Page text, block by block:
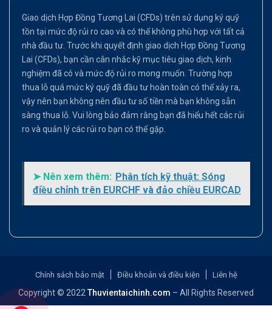
Giao dịch Hợp Đồng Tương Lai (CFDs) trên sử dụng ký quỹ
tồn tại mức độ rủi ro cao và có thể không phù hợp với tất cả
nhà đầu tư. Trước khi quyết định giao dịch Hợp Đồng Tương
Lai (CFDs), bạn cần cân nhắc kỹ mục tiêu giao dịch, kinh
nghiệm đã có và mức độ rủi ro mong muốn. Trường hợp
thua lỗ quá mức ký quỹ đã đầu tư hoàn toàn có thể xảy ra,
vậy nên bạn không nên đầu tư số tiền mà bạn không sẵn
sàng thua lỗ. Vui lòng bảo đảm rằng bạn đã hiểu hết các rủi
ro và quản lý các rủi ro bạn có thể gặp.
➤ Nên xem thêm: Phân tích kỹ thuật: Sóng
điều chỉnh trên EURCHF và đảo chiều EURCAD
Chính sách bảo mật Điều khoản và điều kiện Liên hệ
Copyright © 2022Thuvientaichinh.com – All Rights Reserved